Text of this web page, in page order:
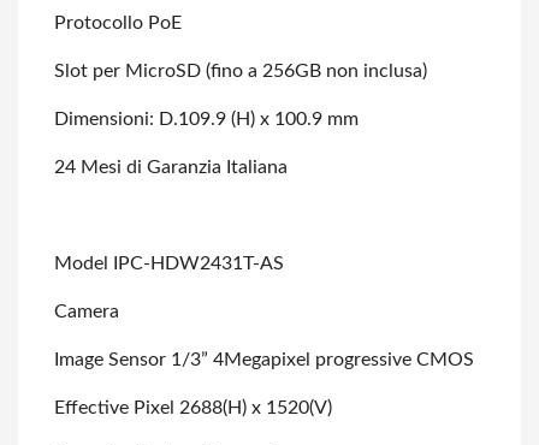
Protocollo PoE
Slot per MicroSD (fino a 256GB non inclusa)
Dimensioni: D.109.9 (H) x 100.9 mm
24 Mesi di Garanzia Italiana
Model IPC-HDW2431T-AS
Camera
Image Sensor 1/3” 4Megapixel progressive CMOS
Effective Pixel 2688(H) x 1520(V)